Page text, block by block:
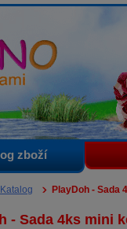
zboží
Katalog PlayDoh - Sada
- Sada 4ks mini